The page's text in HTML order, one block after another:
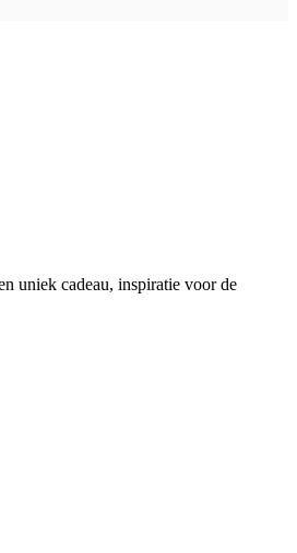
uniek cadeau, inspiratie voor de